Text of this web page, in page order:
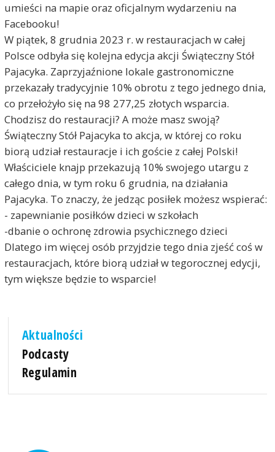
umieści na mapie oraz oficjalnym wydarzeniu na
Facebooku!
W piątek, 8 grudnia 2023 r. w restauracjach w całej
Polsce odbyła się kolejna edycja akcji Świąteczny Stół
Pajacyka. Zaprzyjaźnione lokale gastronomiczne
przekazały tradycyjnie 10% obrotu z tego jednego dnia,
co przełożyło się na 98 277,25 złotych wsparcia.
Chodzisz do restauracji? A może masz swoją?
Świąteczny Stół Pajacyka to akcja, w której co roku
biorą udział restauracje i ich goście z całej Polski!
Właściciele knajp przekazują 10% swojego utargu z
całego dnia, w tym roku 6 grudnia, na działania
Pajacyka. To znaczy, że jedząc posiłek możesz wspierać:
- zapewnianie posiłków dzieci w szkołach
-dbanie o ochronę zdrowia psychicznego dzieci
Dlatego im więcej osób przyjdzie tego dnia zjeść coś w
restauracjach, które biorą udział w tegorocznej edycji,
tym większe będzie to wsparcie!
Aktualności
Podcasty
Regulamin